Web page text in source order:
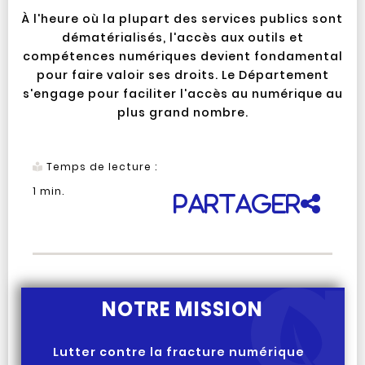
À l'heure où la plupart des services publics sont
dématérialisés, l'accès aux outils et
compétences numériques devient fondamental
pour faire valoir ses droits. Le Département
s'engage pour faciliter l'accès au numérique au
plus grand nombre.
Temps de lecture :
1 min.
Partager
NOTRE MISSION
Lutter contre la fracture numérique